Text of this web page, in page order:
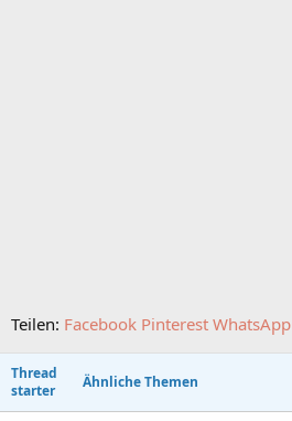
Teilen: Facebook Pinterest WhatsApp
Thread
starter
Ähnliche Themen